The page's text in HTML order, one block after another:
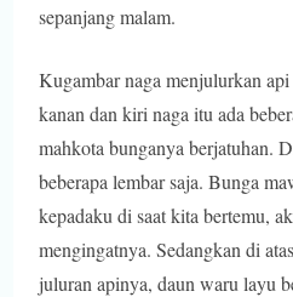
sepanjang malam.
Kugambar naga menjulurkan
kanan dan kiri naga itu ada
mahkota bunganya berjatuhan.
beberapa lembar saja. Bunga
kepadaku di saat kita bertemu,
mengingatnya. Sedangkan di
juluran apinya, daun waru layu